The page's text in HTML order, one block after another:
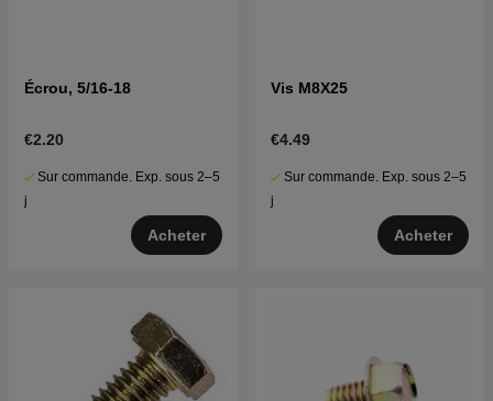
Écrou, 5/16-18
€2.20
Sur commande. Exp. sous 2–5
j
Acheter
Vis M8X25
€4.49
Sur commande. Exp. sous 2–5
j
Acheter